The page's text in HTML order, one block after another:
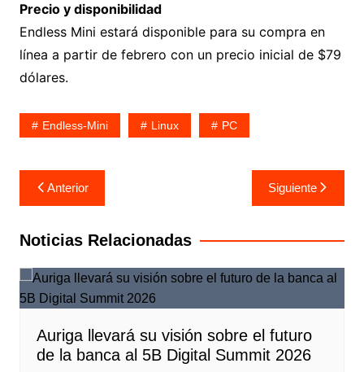
Precio y disponibilidad
Endless Mini estará disponible para su compra en
línea a partir de febrero con un precio inicial de $79
dólares.
Endless-Mini Linux PC
Navegación
de
entradas
Anterior Siguiente
Noticias Relacionadas
Auriga llevará su visión sobre el futuro
de la banca al 5B Digital Summit 2026